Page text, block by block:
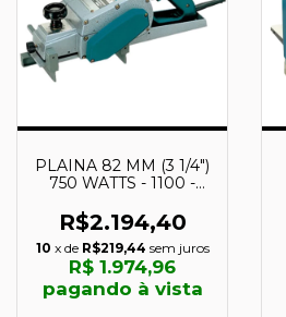
PLAINA 82 MM (3 1/4")
750 WATTS - 1100 -
R$2.194,40
10 x de R$219,44 sem juros
R$ 1.974,96
pagando à vista